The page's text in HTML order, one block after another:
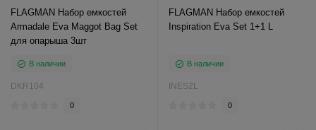
FLAGMAN Набор емкостей
Armadale Eva Maggot Bag Set
для опарыша 3шт
В наличии
DKR104
0
FLAGMAN Набор емкостей
Inspiration Eva Set 1+1 L
В наличии
INES2L
0